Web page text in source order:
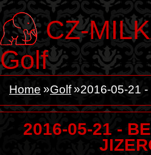
CZ-
Golf
Home Golf 2016-05-21
2016-05-21 -